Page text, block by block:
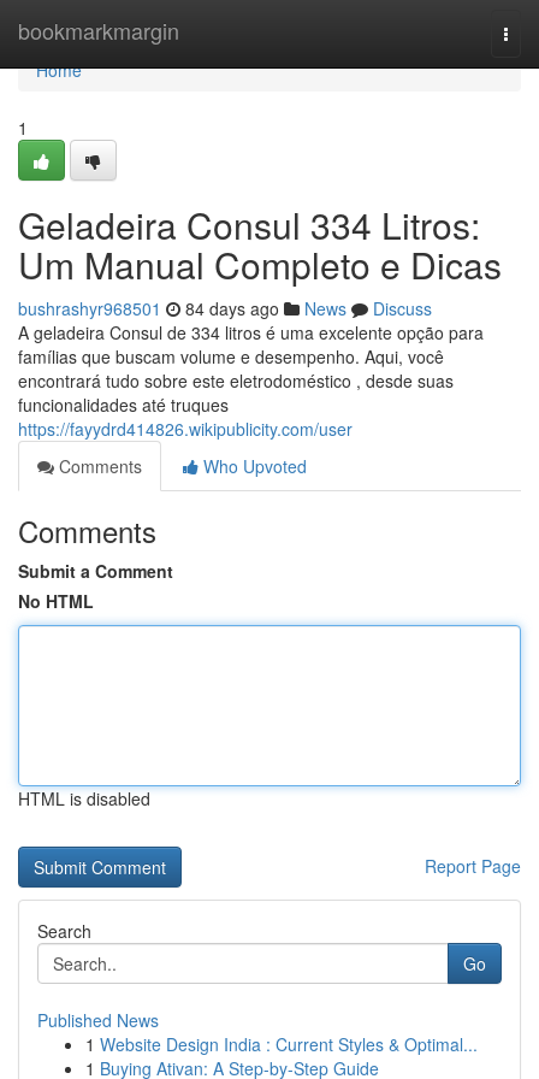
bookmarkmargin
Home
Home
1
Geladeira Consul 334 Litros:
Um Manual Completo e Dicas
bushrashyr968501 84 days ago News
Discuss
A geladeira Consul de 334 litros é uma excelente opção para
famílias que buscam volume e desempenho. Aqui, você
encontrará tudo sobre este eletrodoméstico , desde suas
funcionalidades até truques
https://fayydrd414826.wikipublicity.com/user
Comments
Who Upvoted
Comments
Submit a Comment
No HTML
HTML is disabled
Report Page
Search
Go
Published News
1 Website Design India : Current Styles & Optimal...
1 Buying Ativan: A Step-by-Step Guide